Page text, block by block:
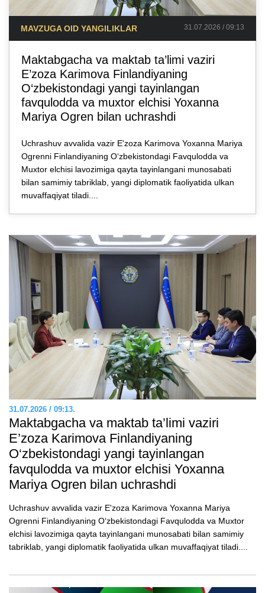
MAVZUGA OID YANGILIKLAR 31.07.2026 / 09:13
Maktabgacha va maktab ta’limi vaziri
E’zozа Karimova Finlandiyaning
O‘zbekistondagi yangi tayinlangan
favqulodda va muxtor elchisi Yoxanna
Mariya Ogren bilan uchrashdi
Uchrashuv avvalida vazir E'zoza Karimova Yoxanna Mariya
Ogrenni Finlandiyaning O‘zbekistondagi Favqulodda va
Muxtor elchisi lavozimiga qayta tayinlangani munosabati
bilan samimiy tabriklab, yangi diplomatik faoliyatida ulkan
muvaffaqiyat tiladi....
31.07.2026 / 09:13.
Maktabgacha va maktab ta’limi vaziri
E’zozа Karimova Finlandiyaning
O‘zbekistondagi yangi tayinlangan
favqulodda va muxtor elchisi Yoxanna
Mariya Ogren bilan uchrashdi
Uchrashuv avvalida vazir E'zoza Karimova Yoxanna Mariya
Ogrenni Finlandiyaning O‘zbekistondagi Favqulodda va Muxtor
elchisi lavozimiga qayta tayinlangani munosabati bilan samimiy
tabriklab, yangi diplomatik faoliyatida ulkan muvaffaqiyat tiladi....